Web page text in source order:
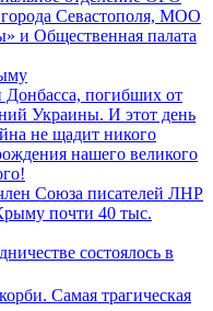
Севастополя, МОО
и Общественная палата
погибших от
Украины. И этот день
не щадит никого
нашего великого
Союза писателей ЛНР
почти 40 тыс.
состоялось в
Самая трагическая